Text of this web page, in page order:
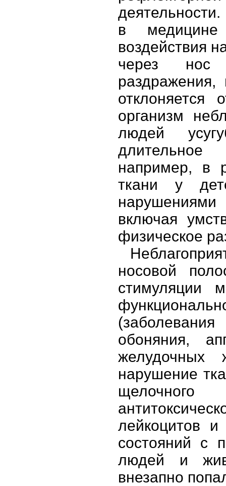
в медицине
воздействия
через нос
раздражения,
организм
людей
длительное
например, в
ткани у
включая
физическое
носовой
стимуляции
обоняния,
желудочных
нарушение
лейкоцитов
состояний с
людей и
внезапно